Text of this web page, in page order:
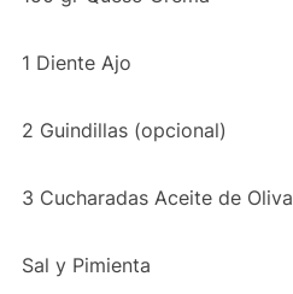
1 Diente Ajo
2 Guindillas (opcional)
3 Cucharadas Aceite de Oliva
Sal y Pimienta